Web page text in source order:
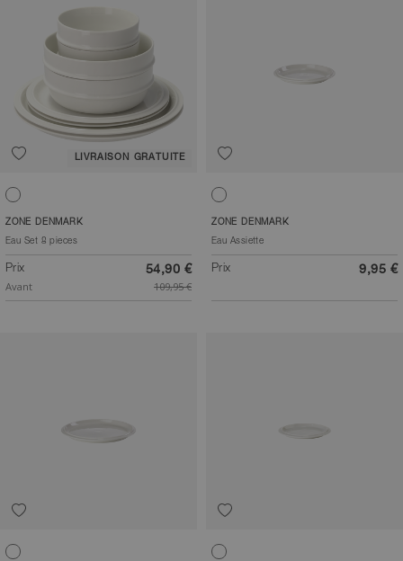
LIVRAISON GRATUITE
Blanc cassé
ZONE DENMARK
Eau Set 8 pieces
Prix 54,90 €
Avant 109,95 €
Blanc cassé
ZONE DENMARK
Eau Assiette
Prix 9,95 €